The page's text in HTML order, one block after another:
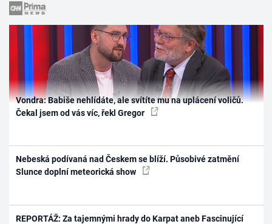
Vondra: Babiše nehlídáte, ale svítíte mu na uplácení voličů.
Čekal jsem od vás víc, řekl Gregor
Nebeská podívaná nad Českem se blíží. Působivé zatmění
Slunce doplní meteorická show
REPORTÁŽ: Za tajemnými hrady do Karpat aneb Fascinující